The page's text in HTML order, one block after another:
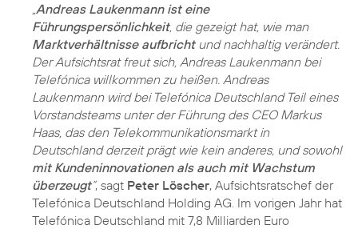
„Andreas Laukenmann ist eine
Führungspersönlichkeit, die gezeigt hat, wie man
Marktverhältnisse aufbrichtund nachhaltig verändert.
Der Aufsichtsrat freut sich, Andreas Laukenmann bei
Telefónica willkommen zu heißen. Andreas
Laukenmann wird bei Telefónica Deutschland Teil eines
Vorstandsteams unter der Führung des CEO Markus
Haas, das den Telekommunikationsmarkt in
Deutschland derzeit prägt wie kein anderes, und sowohl
mit Kundeninnovationen als auch mit Wachstum
überzeugt“, sagt Peter Löscher, Aufsichtsratschef der
Telefónica Deutschland Holding AG. Im vorigen Jahr hat
Telefónica Deutschland mit 7,8 Milliarden Euro